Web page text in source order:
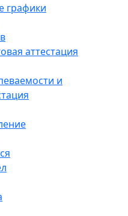
графики
аттестация
и